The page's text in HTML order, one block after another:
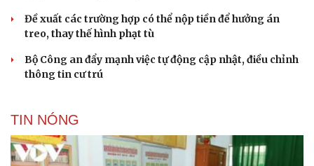
Tư vấn
check-in
Cửa sổ tình yêu
Kể chuyện cho bé
Đề xuất các trường hợp có thể nộp tiền để hưởng án
treo, thay thế hình phạt tù
Bộ Công an đẩy mạnh việc tự động cập nhật, điều chỉnh
thông tin cư trú
TIN NÓNG